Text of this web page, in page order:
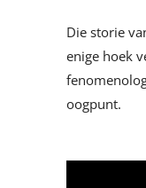
Die storie
enige hoek
oogpunt.